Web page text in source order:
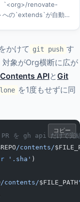
`<org>/renovate-
への`extends`が自動
を明示
ージできる状態に揃え
をかけて git push す
象がOrg横断に広が
APIとGit
を1度もせずに同
を gh api だけで完
/contents/
'.sha' )
/contents/$FILE_PATH
コピー